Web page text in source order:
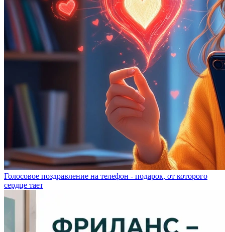
Голосовое поздравление на телефон - подарок, от которого
сердце тает